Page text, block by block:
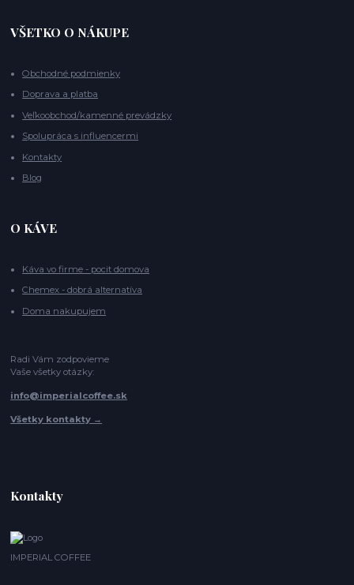
VŠETKO O NÁKUPE
Obchodné podmienky
Doprava a platba
Veľkoobchod/kamenné prevádzky
Spolupráca s influencermi
Kontakty
Blog
O KÁVE
Káva vo firme - pocit domova
Chemex - dobrá alternatíva
Doma nakupujem
Radi Vám zodpovieme
Vaše všetky otázky:
info@imperialcoffee.sk
Všetky kontakty →
Kontakty
IMPERIAL COFFEE